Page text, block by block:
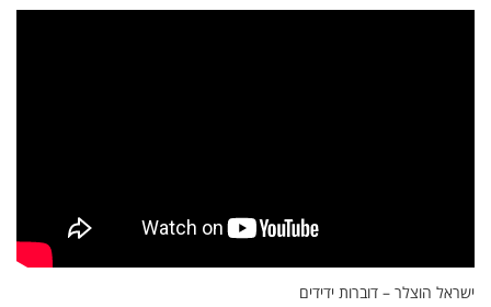
ישראל הוצלר – דוברות ידידים